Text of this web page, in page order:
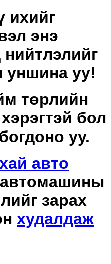
ихийг
энэ
уншина уу!
төрлийн
бол
уу.
авто
автомашины
зарах
худалдаж